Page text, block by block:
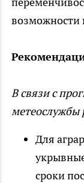
возможности
В связи с
метеослужбы
Для
сроки